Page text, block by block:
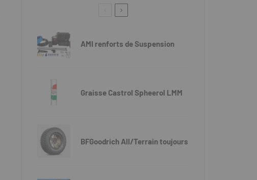
AMI renforts de Suspension
Graisse Castrol Spheerol LMM
BFGoodrich All/Terrain toujours